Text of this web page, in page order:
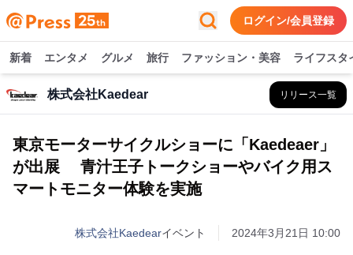
ログイン/会員登録
新着 エンタメ グルメ 旅行 ファッション・美容 ライフスタ
株式会社Kaedear リリース一覧
東京モーターサイクルショーに「Kaedeaer」
が出展 青汁王子トークショーやバイク用ス
マートモニター体験を実施
株式会社Kaedearイベント 2024年3月21日 10:00